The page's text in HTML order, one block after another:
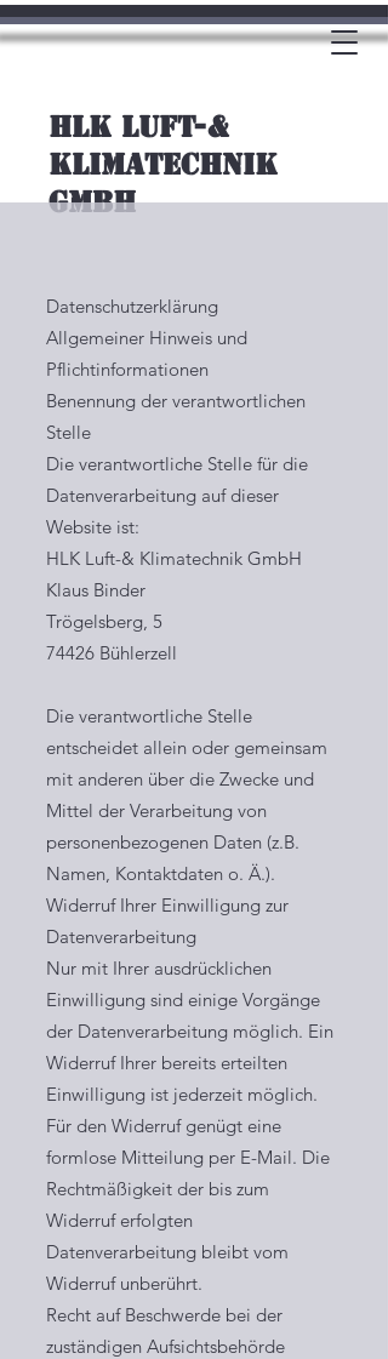
HLK LUFT-&
KLIMATECHNIK
GMBH
Datenschutzerklärung
Allgemeiner Hinweis und
Pflichtinformationen
Benennung der verantwortlichen
Stelle
Die verantwortliche Stelle für die
Datenverarbeitung auf dieser
Website ist:
HLK Luft-& Klimatechnik GmbH
Klaus Binder
Trögelsberg, 5
74426 Bühlerzell
Die verantwortliche Stelle
entscheidet allein oder gemeinsam
mit anderen über die Zwecke und
Mittel der Verarbeitung von
personenbezogenen Daten (z.B.
Namen, Kontaktdaten o. Ä.).
Widerruf Ihrer Einwilligung zur
Datenverarbeitung
Nur mit Ihrer ausdrücklichen
Einwilligung sind einige Vorgänge
der Datenverarbeitung möglich. Ein
Widerruf Ihrer bereits erteilten
Einwilligung ist jederzeit möglich.
Für den Widerruf genügt eine
formlose Mitteilung per E-Mail. Die
Rechtmäßigkeit der bis zum
Widerruf erfolgten
Datenverarbeitung bleibt vom
Widerruf unberührt.
Recht auf Beschwerde bei der
zuständigen Aufsichtsbehörde